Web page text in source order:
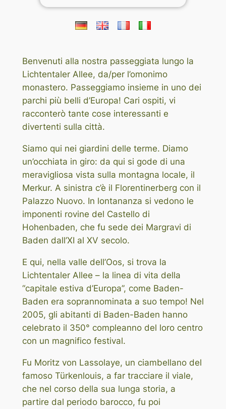
Benvenuti alla nostra passeggiata lungo la
Lichtentaler Allee, da/per l’omonimo
monastero. Passeggiamo insieme in uno dei
parchi più belli d’Europa! Cari ospiti, vi
racconterò tante cose interessanti e
divertenti sulla città.
Siamo qui nei giardini delle terme. Diamo
un’occhiata in giro: da qui si gode di una
meravigliosa vista sulla montagna locale, il
Merkur. A sinistra c’è il Florentinerberg con il
Palazzo Nuovo. In lontananza si vedono le
imponenti rovine del Castello di
Hohenbaden, che fu sede dei Margravi di
Baden dall’XI al XV secolo.
E qui, nella valle dell’Oos, si trova la
Lichtentaler Allee – la linea di vita della
“capitale estiva d’Europa”, come Baden-
Baden era soprannominata a suo tempo! Nel
2005, gli abitanti di Baden-Baden hanno
celebrato il 350° compleanno del loro centro
con un magnifico festival.
Fu Moritz von Lassolaye, un ciambellano del
famoso Türkenlouis, a far tracciare il viale,
che nel corso della sua lunga storia, a
partire dal periodo barocco, fu poi